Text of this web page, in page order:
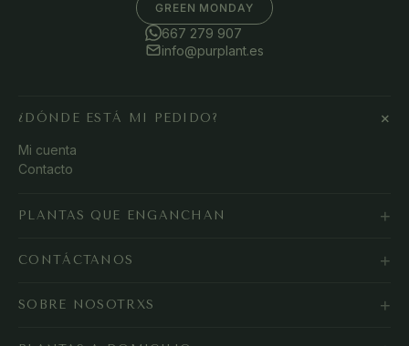
GREEN MONDAY
667 279 907
info@purplant.es
¿DÓNDE ESTÁ MI PEDIDO? +
Mi cuenta
Contacto
PLANTAS QUE ENGANCHAN +
CONTÁCTANOS +
SOBRE NOSOTRXS +